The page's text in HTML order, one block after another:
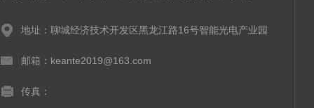
地址：聊城经济技术开发区黑龙江路16号智能光电产业园
邮箱：keante2019@163.com
传真：